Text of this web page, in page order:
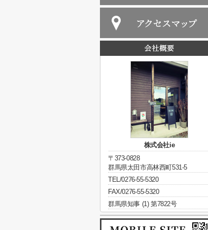
株式会社ie
〒373-0828
群馬県太田市高林西町531-5
TEL/0276-55-5320
FAX/0276-55-5320
群馬県知事 (1) 第7822号